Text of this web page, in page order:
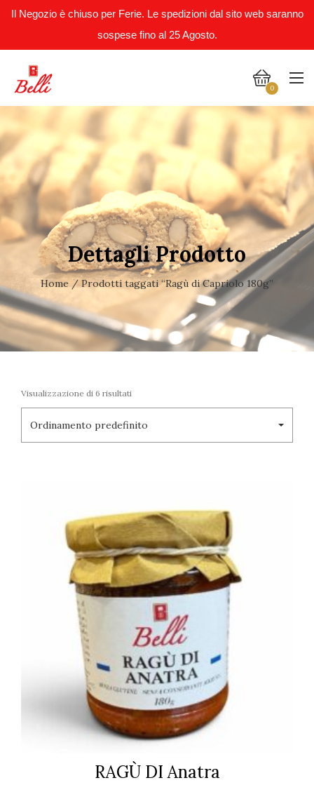
Il Negozio è chiuso per Ferie. Le spedizioni dal sito web saranno
sospese fino al 25 Agosto.
0
Dettagli Prodotto
Home / Prodotti taggati “Ragù di Capriolo 180g”
Visualizzazione di 6 risultati
Ordinamento predefinito
RAGÙ DI Anatra